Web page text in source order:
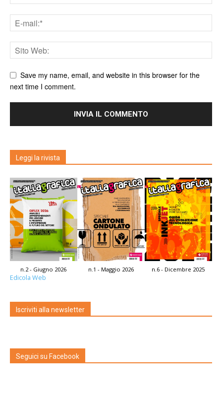
Save my name, email, and website in this browser for the
next time I comment.
Leggi la rivista
n.2 - Giugno 2026 n.1 - Maggio 2026 n.6 - Dicembre 2025
Edicola Web
Iscriviti alla newsletter
Seguici su Facebook